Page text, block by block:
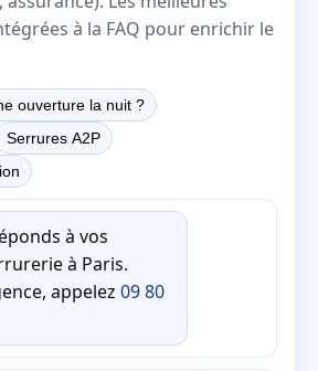
à la FAQ pour enrichir le
ouverture la nuit ?
Serrures A2P
à vos
à Paris.
appelez 09 80